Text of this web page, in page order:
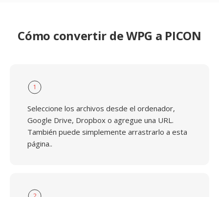
Cómo convertir de WPG a PICON
1
Seleccione los archivos desde el ordenador,
Google Drive, Dropbox o agregue una URL.
También puede simplemente arrastrarlo a esta
página..